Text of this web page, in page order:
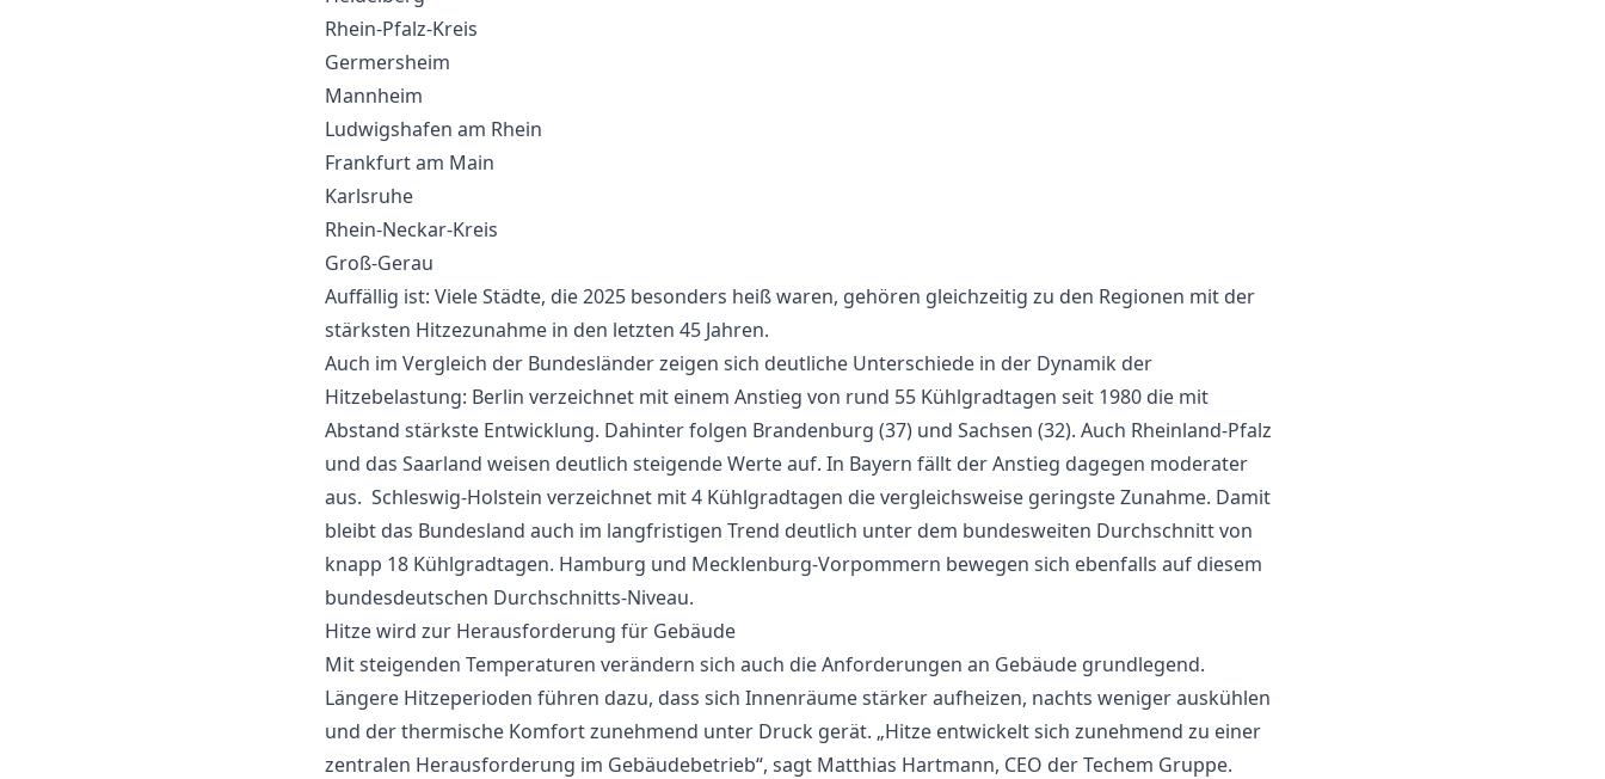
Rhein-Pfalz-Kreis
Germersheim
Mannheim
Ludwigshafen am Rhein
Frankfurt am Main
Karlsruhe
Rhein-Neckar-Kreis
Groß-Gerau
Auffällig ist: Viele Städte, die 2025 besonders heiß waren, gehören gleichzeitig zu den Regionen mit der
stärksten Hitzezunahme in den letzten 45 Jahren.
Auch im Vergleich der Bundesländer zeigen sich deutliche Unterschiede in der Dynamik der
Hitzebelastung: Berlin verzeichnet mit einem Anstieg von rund 55 Kühlgradtagen seit 1980 die mit
Abstand stärkste Entwicklung. Dahinter folgen Brandenburg (37) und Sachsen (32). Auch Rheinland-Pfalz
und das Saarland weisen deutlich steigende Werte auf. In Bayern fällt der Anstieg dagegen moderater
aus. Schleswig-Holstein verzeichnet mit 4 Kühlgradtagen die vergleichsweise geringste Zunahme. Damit
bleibt das Bundesland auch im langfristigen Trend deutlich unter dem bundesweiten Durchschnitt von
knapp 18 Kühlgradtagen. Hamburg und Mecklenburg-Vorpommern bewegen sich ebenfalls auf diesem
bundesdeutschen Durchschnitts-Niveau.
Hitze wird zur Herausforderung für Gebäude
Mit steigenden Temperaturen verändern sich auch die Anforderungen an Gebäude grundlegend.
Längere Hitzeperioden führen dazu, dass sich Innenräume stärker aufheizen, nachts weniger auskühlen
und der thermische Komfort zunehmend unter Druck gerät. „Hitze entwickelt sich zunehmend zu einer
zentralen Herausforderung im Gebäudebetrieb“, sagt Matthias Hartmann, CEO der Techem Gruppe.